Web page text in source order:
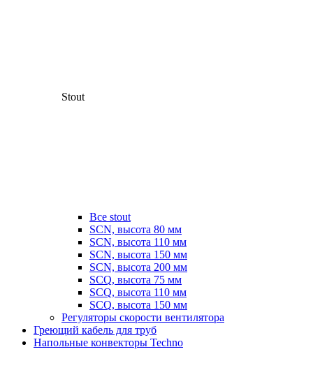
Stout
Все stout
SCN, высота 80 мм
SCN, высота 110 мм
SCN, высота 150 мм
SCN, высота 200 мм
SCQ, высота 75 мм
SCQ, высота 110 мм
SCQ, высота 150 мм
Регуляторы скорости вентилятора
Греющий кабель для труб
Напольные конвекторы Techno